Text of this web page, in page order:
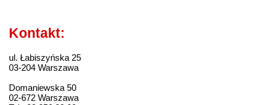
Kontakt:
ul. Łabiszyńska 25
03-204 Warszawa
Domaniewska 50
02-672 Warszawa